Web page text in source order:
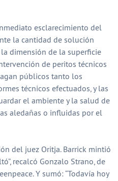
esclarecimiento del
la cantidad de solución
dimensión de la superficie
de peritos técnicos
públicos tanto los
técnicos efectuados, y las
el ambiente y la salud de
aledañas o influidas por el
del juez Oritja. Barrick mintió
recalcó Gonzalo Strano, de
Y sumó: “Todavía hoy